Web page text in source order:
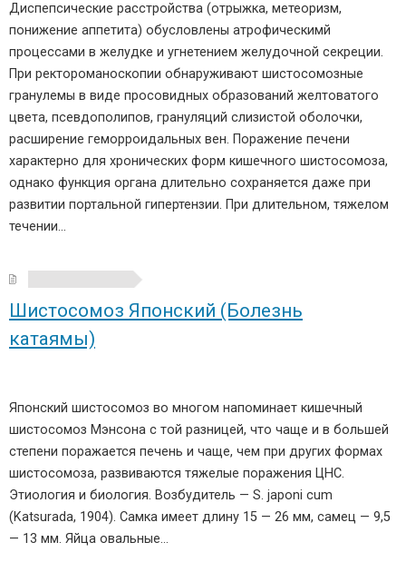
Диспепсические расстройства (отрыжка, метеоризм,
понижение аппетита) обусловлены атрофическимй
процессами в желудке и угнетением желудочной секреции.
При ректороманоскопии обнаруживают шистосомозные
гранулемы в виде просовидных образований желтоватого
цвета, псевдополипов, грануляций слизистой оболочки,
расширение геморроидальных вен. Поражение печени
характерно для хронических форм кишечного шистосомоза,
однако функция органа длительно сохраняется даже при
развитии портальной гипертензии. При длительном, тяжелом
течении…
Шистосомоз Японский (Болезнь
катаямы)
Японский шистосомоз во многом напоминает кишечный
шистосомоз Мэнсона с той разницей, что чаще и в большей
степени поражается печень и чаще, чем при других формах
шистосомоза, развиваются тяжелые поражения ЦНС.
Этиология и биология. Возбудитель — S. japoni cum
(Katsurada, 1904). Самка имеет длину 15 — 26 мм, самец — 9,5
— 13 мм. Яйца овальные…